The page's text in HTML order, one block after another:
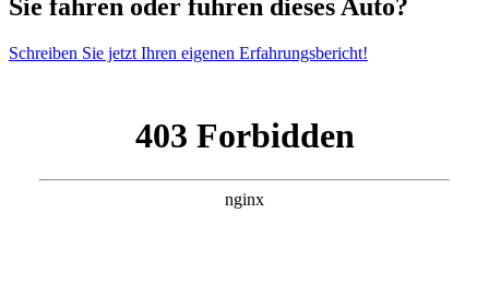
Sie fahren oder fuhren dieses Auto?
Schreiben Sie jetzt Ihren eigenen Erfahrungsbericht!